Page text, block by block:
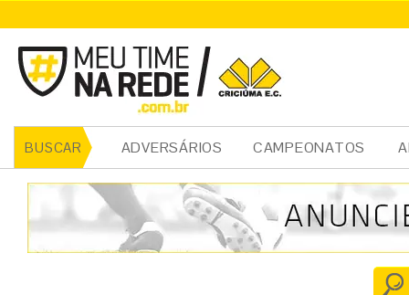
BUSCAR ADVERSÁRIOS CAMPEONATOS